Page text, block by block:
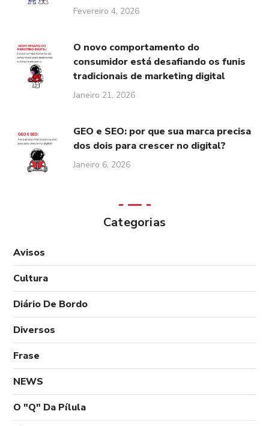
Fevereiro 4, 2026
O novo comportamento do
consumidor está desafiando os funis
tradicionais de marketing digital
Janeiro 21, 2026
GEO e SEO: por que sua marca precisa
dos dois para crescer no digital?
Janeiro 6, 2026
Categorias
Avisos
Cultura
Diário De Bordo
Diversos
Frase
NEWS
O "Q" Da Pílula